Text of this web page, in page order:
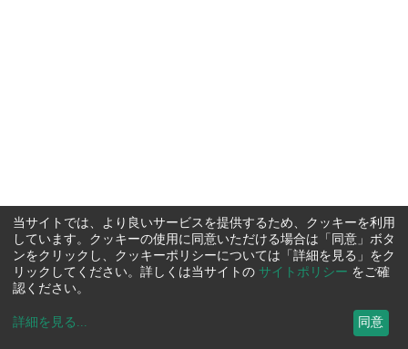
当サイトでは、より良いサービスを提供するため、クッキーを利用
しています。クッキーの使用に同意いただける場合は「同意」ボタ
ンをクリックし、クッキーポリシーについては「詳細を見る」をク
リックしてください。詳しくは当サイトの サイトポリシー をご確
認ください。
詳細を見る ... 同意